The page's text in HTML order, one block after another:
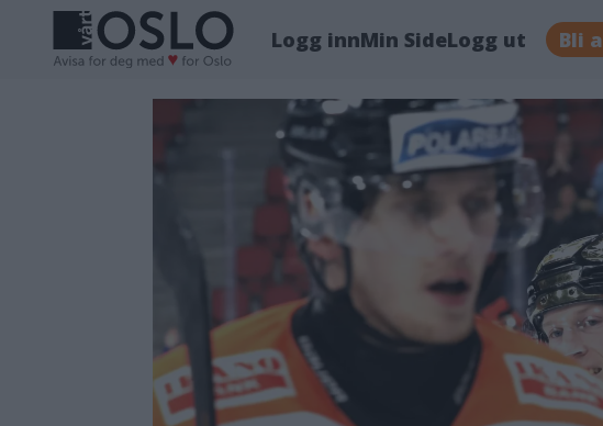
Logg innMin SideLogg ut Bli